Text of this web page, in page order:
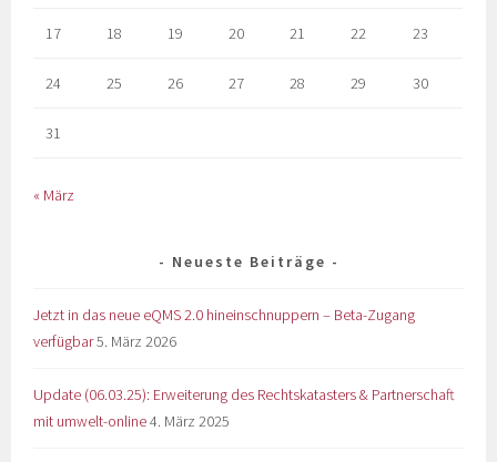
17 18 19 20 21 22 23
24 25 26 27 28 29 30
31
« März
Neueste Beiträge
Jetzt in das neue eQMS 2.0 hineinschnuppern – Beta-Zugang
verfügbar5. März 2026
Update (06.03.25): Erweiterung des Rechtskatasters & Partnerschaft
mit umwelt-online4. März 2025